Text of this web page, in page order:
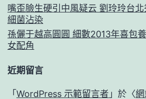
嘴歪臉生硬引中風疑云 劉玲玲台
細菌沾染
孫儷于越高圓圓 細數2013年喜包
女配角
近期留言
「 WordPress 示範留言者 」於〈